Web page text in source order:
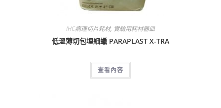
IHC病理切片耗材, 實驗用耗材器皿
低溫薄切包埋細蠟 PARAPLAST X-TRA
查看內容